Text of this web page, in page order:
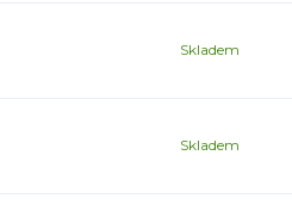
Skladem
Skladem